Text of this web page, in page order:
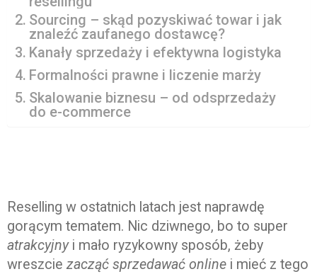
Sourcing – skąd pozyskiwać towar i jak
znaleźć zaufanego dostawcę?
Kanały sprzedaży i efektywna logistyka
Formalności prawne i liczenie marży
Skalowanie biznesu – od odsprzedaży
do e-commerce
Reselling w ostatnich latach jest naprawdę
gorącym tematem. Nic dziwnego, bo to super
atrakcyjnyi mało ryzykowny sposób, żeby
wreszcie zacząć sprzedawać online i mieć z tego